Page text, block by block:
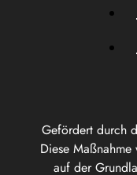
Gefördert durch
Diese
auf der